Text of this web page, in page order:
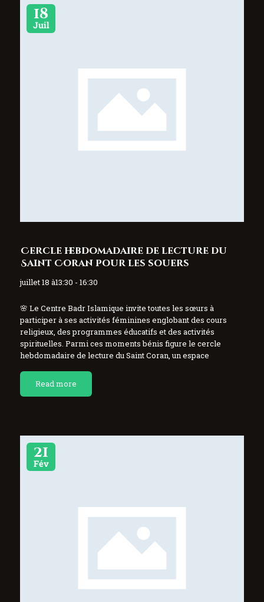
18
Juil
Cercle hebdomadaire de lecture du
Saint Coran pour les souers
juillet 18 à13:30 - 16:30
🌸 Le Centre Badr Islamique invite toutes les sœurs à
participer à ses activités féminines englobant des cours
religieux, des programmes éducatifs et des activités
spirituelles. Parmi ces moments bénis figure le cercle
hebdomadaire de lecture du Saint Coran, un espace
Read more
21
Fév